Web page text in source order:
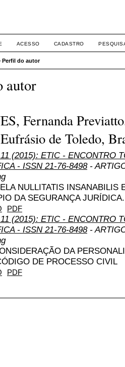
ACESSO CADASTRO
Perfil do autor
autor
Fernanda
de Toledo,
(2015): ETIC - ENCONTRO
- ISSN 21-76-8498-
NULLITATIS INSANABILIS
DA SEGURANÇA JURÍDICA.
PDF
(2015): ETIC - ENCONTRO
- ISSN 21-76-8498-
DA
DE PROCESSO CIVIL
PDF